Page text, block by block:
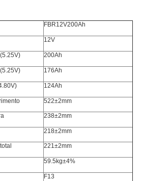
FBR12V200Ah
12V
200Ah
176Ah
124Ah
522±2mm
238±2mm
218±2mm
221±2mm
59.5kg±4%
F13